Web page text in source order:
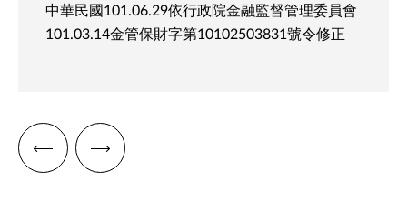
中華民國101.06.29依行政院金融監督管理委員會
101.03.14金管保財字第10102503831號令修正